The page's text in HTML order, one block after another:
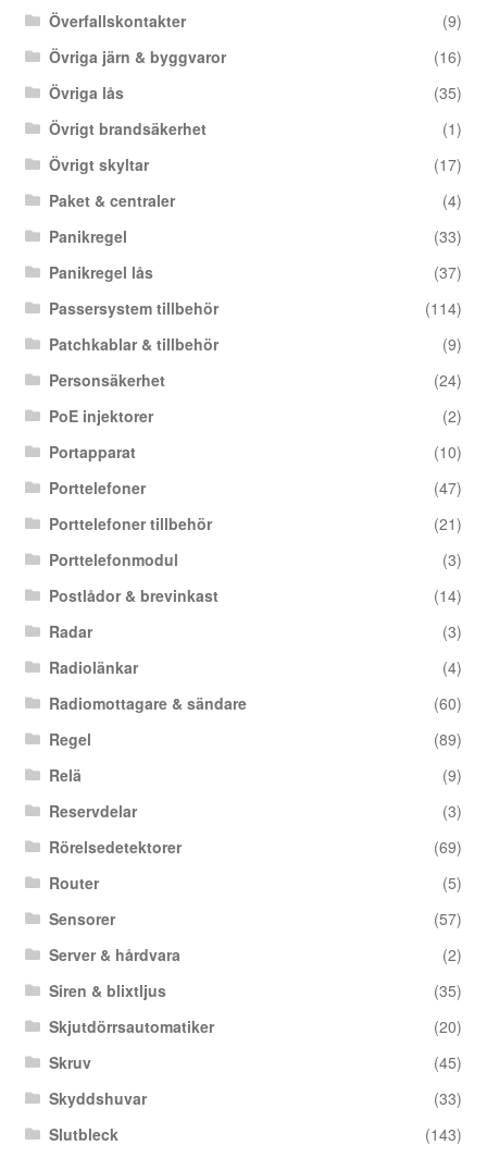
Överfallskontakter
(9)
Övriga järn & byggvaror
(16)
Övriga lås
(35)
Övrigt brandsäkerhet
(1)
Övrigt skyltar
(17)
Paket & centraler
(4)
Panikregel
(33)
Panikregel lås
(37)
Passersystem tillbehör
(114)
Patchkablar & tillbehör
(9)
Personsäkerhet
(24)
PoE injektorer
(2)
Portapparat
(10)
Porttelefoner
(47)
Porttelefoner tillbehör
(21)
Porttelefonmodul
(3)
Postlådor & brevinkast
(14)
Radar
(3)
Radiolänkar
(4)
Radiomottagare & sändare
(60)
Regel
(89)
Relä
(9)
Reservdelar
(3)
Rörelsedetektorer
(69)
Router
(5)
Sensorer
(57)
Server & hårdvara
(2)
Siren & blixtljus
(35)
Skjutdörrsautomatiker
(20)
Skruv
(45)
Skyddshuvar
(33)
Slutbleck
(143)